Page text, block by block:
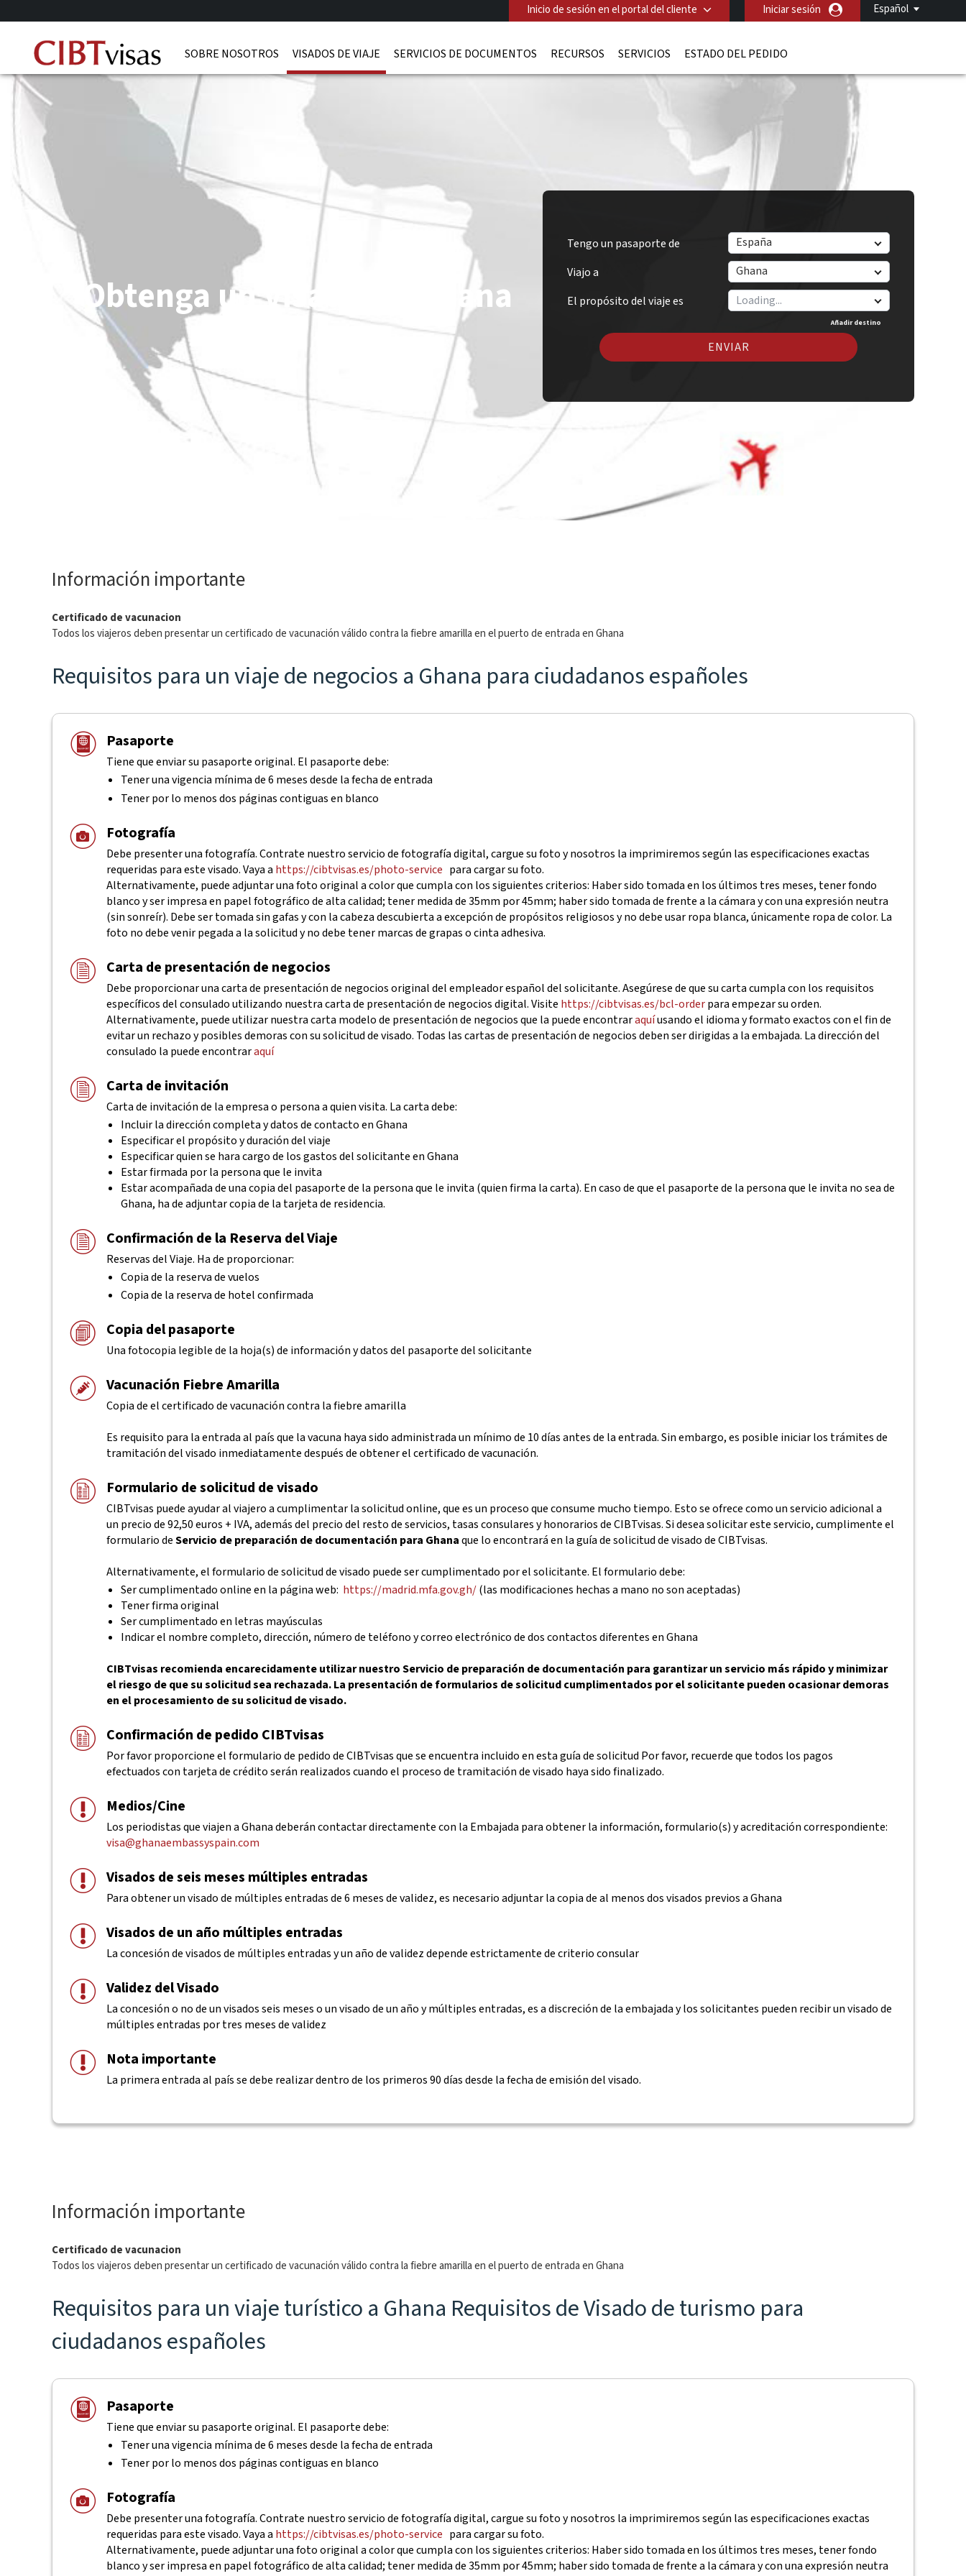
Español
Inicio de sesión en el portal del cliente Iniciar sesión
SOBRE NOSOTROS VISADOS DE VIAJE SERVICIOS DE DOCUMENTOS RECURSOS SERVICIOS ESTADO DEL PEDIDO
Tengo un pasaporte de
España
Viajo a
Ghana
El propósito del viaje es
Añadir destino
ENVIAR
Obtenga un visado de Ghana
Información importante
Certificado de vacunacion
Todos los viajeros deben presentar un certificado de vacunación válido contra la fiebre amarilla en el puerto de entrada en Ghana
Requisitos para un viaje de negocios a Ghana para ciudadanos españoles
Pasaporte
Tiene que enviar su pasaporte original. El pasaporte debe:
Tener una vigencia mínima de 6 meses desde la fecha de entrada
Tener por lo menos dos páginas contiguas en blanco
Fotografía
Debe presenter una fotografía. Contrate nuestro servicio de fotografía digital, cargue su foto y nosotros la imprimiremos según las especificaciones exactas
requeridas para este visado. Vaya a https://cibtvisas.es/photo-service para cargar su foto.
Alternativamente, puede adjuntar una foto original a color que cumpla con los siguientes criterios: Haber sido tomada en los últimos tres meses, tener fondo
blanco y ser impresa en papel fotográfico de alta calidad; tener medida de 35mm por 45mm; haber sido tomada de frente a la cámara y con una expresión neutra
(sin sonreír). Debe ser tomada sin gafas y con la cabeza descubierta a excepción de propósitos religiosos y no debe usar ropa blanca, únicamente ropa de color. La
foto no debe venir pegada a la solicitud y no debe tener marcas de grapas o cinta adhesiva.
Carta de presentación de negocios
Debe proporcionar una carta de presentación de negocios original del empleador español del solicitante. Asegúrese de que su carta cumpla con los requisitos
específicos del consulado utilizando nuestra carta de presentación de negocios digital. Visite https://cibtvisas.es/bcl-orderpara empezar su orden.
Alternativamente, puede utilizar nuestra carta modelo de presentación de negocios que la puede encontraraquíusando el idioma y formato exactos con el fin de
evitar un rechazo y posibles demoras con su solicitud de visado. Todas las cartas de presentación de negocios deben ser dirigidas a la embajada. La dirección del
consulado la puede encontraraquí
Carta de invitación
Carta de invitación de la empresa o persona a quien visita. La carta debe:
Incluir la dirección completa y datos de contacto en Ghana
Especificar el propósito y duración del viaje
Especificar quien se hara cargo de los gastos del solicitante en Ghana
Estar firmada por la persona que le invita
Estar acompañada de una copia del pasaporte de la persona que le invita (quien firma la carta). En caso de que el pasaporte de la persona que le invita no sea de
Ghana, ha de adjuntar copia de la tarjeta de residencia.
Confirmación de la Reserva del Viaje
Reservas del Viaje. Ha de proporcionar:
Copia de la reserva de vuelos
Copia de la reserva de hotel confirmada
Copia del pasaporte
Una fotocopia legible de la hoja(s) de información y datos del pasaporte del solicitante
Vacunación Fiebre Amarilla
Copia de el certificado de vacunación contra la fiebre amarilla
Es requisito para la entrada al país que la vacuna haya sido administrada un mínimo de 10 días antes de la entrada. Sin embargo, es posible iniciar los trámites de
tramitación del visado inmediatamente después de obtener el certificado de vacunación.
Formulario de solicitud de visado
CIBTvisas puede ayudar al viajero a cumplimentar la solicitud online, que es un proceso que consume mucho tiempo. Esto se ofrece como un servicio adicional a
un precio de 92,50 euros + IVA, además del precio del resto de servicios, tasas consulares y honorarios de CIBTvisas. Si desea solicitar este servicio, cumplimente el
formulario deServicio de preparación de documentación para Ghanaque lo encontrará en la guía de solicitud de visado de CIBTvisas.
Alternativamente, el formulario de solicitud de visado puede ser cumplimentado por el solicitante. El formulario debe:
Ser cumplimentado online en la página web: https://madrid.mfa.gov.gh/(las modificaciones hechas a mano no son aceptadas)
Tener firma original
Ser cumplimentado en letras mayúsculas
Indicar el nombre completo, dirección, número de teléfono y correo electrónico de dos contactos diferentes en Ghana
CIBTvisas recomienda encarecidamente utilizar nuestro Servicio de preparación de documentación para garantizar un servicio más rápido y minimizar
el riesgo de que su solicitud sea rechazada. La presentación de formularios de solicitud cumplimentados por el solicitante pueden ocasionar demoras
en el procesamiento de su solicitud de visado.
Confirmación de pedido CIBTvisas
Por favor proporcione el formulario de pedido de CIBTvisas que se encuentra incluido en esta guía de solicitud Por favor, recuerde que todos los pagos
efectuados con tarjeta de crédito serán realizados cuando el proceso de tramitación de visado haya sido finalizado.
Medios/Cine
Los periodistas que viajen a Ghana deberán contactar directamente con la Embajada para obtener la información, formulario(s) y acreditación correspondiente:
visa@ghanaembassyspain.com
Visados de seis meses múltiples entradas
Para obtener un visado de múltiples entradas de 6 meses de validez, es necesario adjuntar la copia de al menos dos visados previos a Ghana
Visados de un año múltiples entradas
La concesión de visados de múltiples entradas y un año de validez depende estrictamente de criterio consular
Validez del Visado
La concesión o no de un visados seis meses o un visado de un año y múltiples entradas, es a discreción de la embajada y los solicitantes pueden recibir un visado de
múltiples entradas por tres meses de validez
Nota importante
La primera entrada al país se debe realizar dentro de los primeros 90 días desde la fecha de emisión del visado.
Información importante
Certificado de vacunacion
Todos los viajeros deben presentar un certificado de vacunación válido contra la fiebre amarilla en el puerto de entrada en Ghana
Requisitos para un viaje turístico a Ghana Requisitos de Visado de turismo para
ciudadanos españoles
Pasaporte
Tiene que enviar su pasaporte original. El pasaporte debe:
Tener una vigencia mínima de 6 meses desde la fecha de entrada
Tener por lo menos dos páginas contiguas en blanco
Fotografía
Debe presenter una fotografía. Contrate nuestro servicio de fotografía digital, cargue su foto y nosotros la imprimiremos según las especificaciones exactas
requeridas para este visado. Vaya a https://cibtvisas.es/photo-service para cargar su foto.
Alternativamente, puede adjuntar una foto original a color que cumpla con los siguientes criterios: Haber sido tomada en los últimos tres meses, tener fondo
blanco y ser impresa en papel fotográfico de alta calidad; tener medida de 35mm por 45mm; haber sido tomada de frente a la cámara y con una expresión neutra